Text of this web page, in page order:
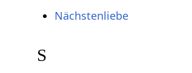
Nächstenliebe
S